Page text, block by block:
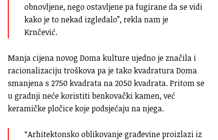
obnovljene, nego ostavljene pa fugirane da se vidi
kako je to nekad izgledalo”, rekla nam je
Krnčević.
Manja cijena novog Doma kulture ujedno je značila i
racionalizaciju troškova pa je tako kvadratura Doma
smanjena s 2750 kvadrata na 2050 kvadrata. Pritom se
u gradnji neće koristiti benkovački kamen, već
keramičke pločice koje podsjećaju na njega.
“Arhitektonsko oblikovanje građevine proizlazi iz